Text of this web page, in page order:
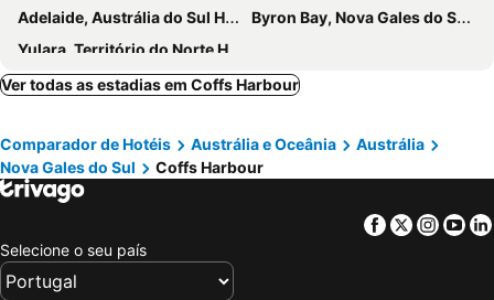
Adelaide, Austrália do Sul Hotéis
Byron Bay, Nova Gales do Sul Hotéis
Yulara, Território do Norte Hotéis
Ver todas as estadias em Coffs Harbour
Comparador de Hotéis Austrália e Oceânia
Austrália
Nova Gales do Sul
Coffs Harbour
Facebook
Twitter
Selecione o seu país